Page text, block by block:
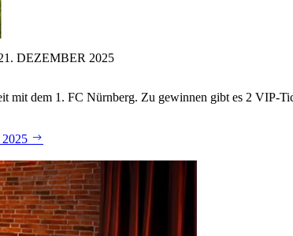
DEZEMBER 2025
mit dem 1. FC Nürnberg. Zu gewinnen gibt es 2 VIP-
2025